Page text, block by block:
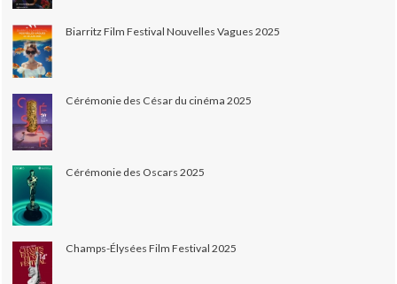
Biarritz Film Festival Nouvelles Vagues 2025
Cérémonie des César du cinéma 2025
Cérémonie des Oscars 2025
Champs-Élysées Film Festival 2025